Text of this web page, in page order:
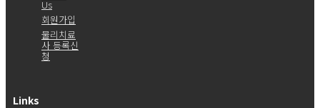
Us
회원가입
물리치료
사 등록신
청
Links